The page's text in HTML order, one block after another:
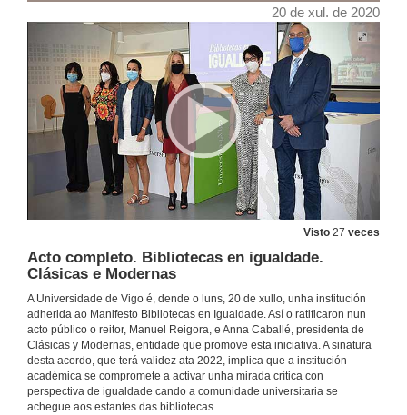
20 de xul. de 2020
Visto 27 veces
Acto completo. Bibliotecas en igualdade.
Clásicas e Modernas
A Universidade de Vigo é, dende o luns, 20 de xullo, unha institución
adherida ao Manifesto Bibliotecas en Igualdade. Así o ratificaron nun
acto público o reitor, Manuel Reigora, e Anna Caballé, presidenta de
Clásicas y Modernas, entidade que promove esta iniciativa. A sinatura
desta acordo, que terá validez ata 2022, implica que a institución
académica se compromete a activar unha mirada crítica con
perspectiva de igualdade cando a comunidade universitaria se
achegue aos estantes das bibliotecas.